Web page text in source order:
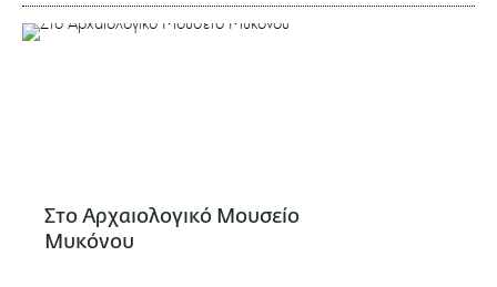
Στο Αρχαιολογικό Μουσείο
Μυκόνου